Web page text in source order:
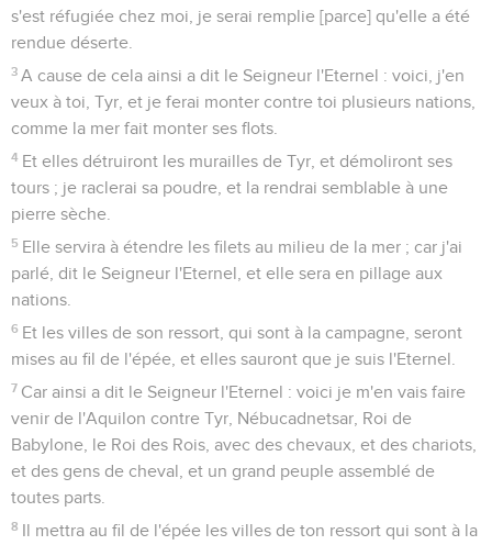
s'est réfugiée chez moi, je serai remplie [parce] qu'elle a été
rendue déserte.
3 A cause de cela ainsi a dit le Seigneur l'Eternel : voici, j'en
veux à toi, Tyr, et je ferai monter contre toi plusieurs nations,
comme la mer fait monter ses flots.
4 Et elles détruiront les murailles de Tyr, et démoliront ses
tours ; je raclerai sa poudre, et la rendrai semblable à une
pierre sèche.
5 Elle servira à étendre les filets au milieu de la mer ; car j'ai
parlé, dit le Seigneur l'Eternel, et elle sera en pillage aux
nations.
6 Et les villes de son ressort, qui sont à la campagne, seront
mises au fil de l'épée, et elles sauront que je suis l'Eternel.
7 Car ainsi a dit le Seigneur l'Eternel : voici je m'en vais faire
venir de l'Aquilon contre Tyr, Nébucadnetsar, Roi de
Babylone, le Roi des Rois, avec des chevaux, et des chariots,
et des gens de cheval, et un grand peuple assemblé de
toutes parts.
8 Il mettra au fil de l'épée les villes de ton ressort qui sont à la